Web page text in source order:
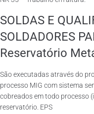
SOLDAS E
SOLDADORES
Reservatório
São executadas através do
processo MIG com sistema
cobreados em todo processo
reservatório. EPS